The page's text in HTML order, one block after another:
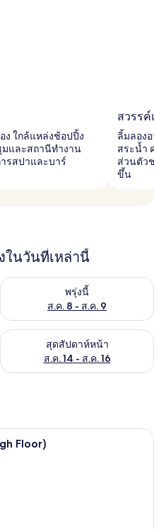
ง ใกล้แหล่งช้อปปิ้ง
และสถานีทำงาน
รสปาและบาร์
สวรร
ลิ้มลอง
สระน้ำ
ส่วนตัว
ขึ้น
ในวันที่เหล่านี้
ส.ค. 7 - ส.ค. 8พรุ่งนี้
ส.ค. 8 - ส.ค. 9
ตรวจสอบจำนวนห้องพักว่างใน
ดาห์นี้ ส.ค. 7 - ส.ค. 9
สุดสัปดาห์หน้า
ส.ค. 14 - ส.ค. 16
ตรวจสอบจำนวนห้องพักว่างใน
เครื่องนอนระดับพรีเมียม, ผ้านวมขนเ
Floor)